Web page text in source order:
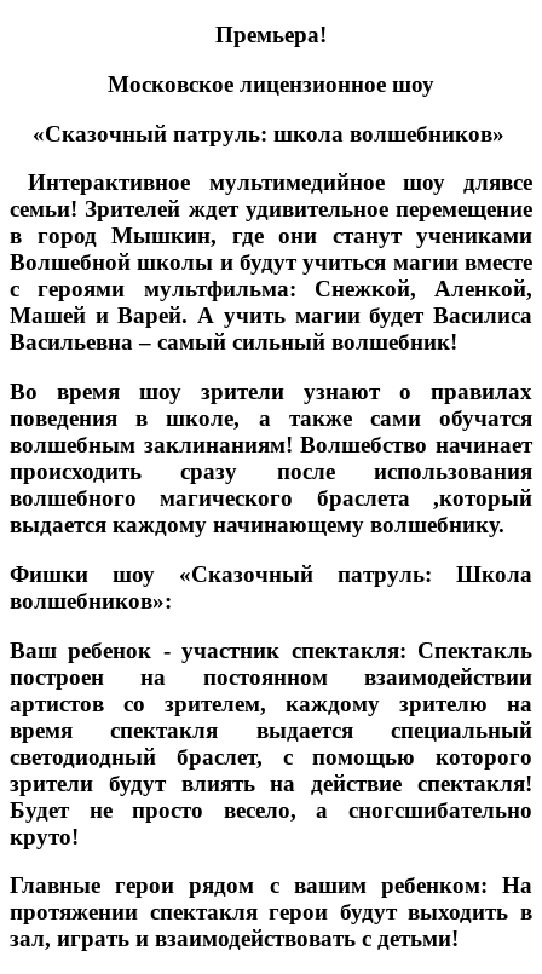
Премьера!
Московское лицензионное шоу
«Сказочный патруль: школа волшебников»
Интерактивное мультимедийное шоу длявсе
семьи! Зрителей ждет удивительное перемещение
в город Мышкин, где они станут учениками
Волшебной школы и будут учиться магии вместе
с героями мультфильма: Снежкой, Аленкой,
Машей и Варей. А учить магии будет Василиса
Васильевна – самый сильный волшебник!
Во время шоу зрители узнают о правилах
поведения в школе, а также сами обучатся
волшебным заклинаниям! Волшебство начинает
происходить сразу после использования
волшебного магического браслета ,который
выдается каждому начинающему волшебнику.
Фишки шоу «Сказочный патруль: Школа
волшебников»:
Ваш ребенок - участник спектакля: Спектакль
построен на постоянном взаимодействии
артистов со зрителем, каждому зрителю на
время спектакля выдается специальный
светодиодный браслет, с помощью которого
зрители будут влиять на действие спектакля!
Будет не просто весело, а сногсшибательно
круто!
Главные герои рядом с вашим ребенком: На
протяжении спектакля герои будут выходить в
зал, играть и взаимодействовать с детьми!